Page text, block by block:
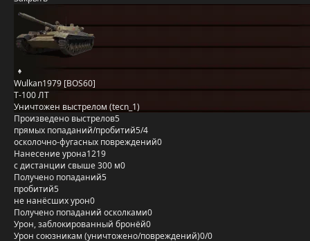
Wulkan1979 [BOS60]
Т-100 ЛТ
Уничтожен выстрелом (tecn_1)
Произведено выстрелов5
прямых попаданий/пробитий5/4
осколочно-фугасных повреждений0
Нанесение урона1219
с дистанции свыше 300 м0
Получено попаданий5
пробитий5
не нанёсших урон0
Получено попаданий осколками0
Урон, заблокированный бронёй0
Урон союзникам (уничтожено/повреждений)0/0